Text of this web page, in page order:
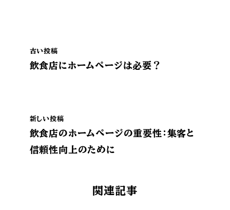
古い投稿
飲食店にホームページは必要？
新しい投稿
飲食店のホームページの重要性：集客と
信頼性向上のために
関連記事